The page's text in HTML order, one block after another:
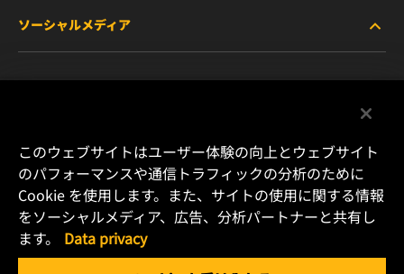
乗用車および小型トラック
特殊用途向けフィルター
WIXについて
リソース
キャリア
データプライバシー
ソーシャルメディア
Instagram
YouTube
横浜市港北区新横浜2-15-10 YS新横浜ビル2F
このウェブサイトはユーザー体験の向上とウェブサイト
のパフォーマンスや通信トラフィックの分析のために
Cookie を使用します。また、サイトの使用に関する情報
をソーシャルメディア、広告、分析パートナーと共有し
ます。
Data privacy